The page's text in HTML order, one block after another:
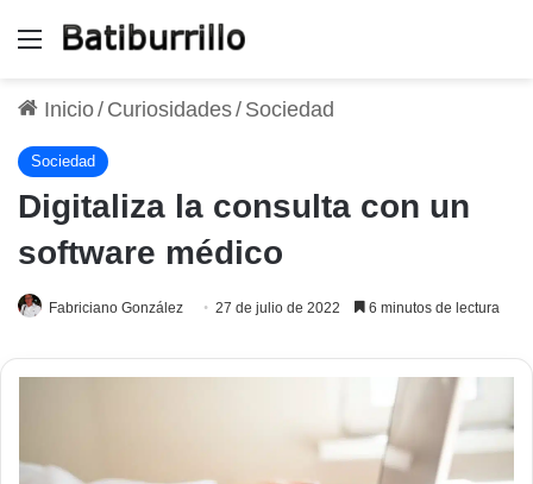
Menú
Inicio/ Curiosidades/ Sociedad
Sociedad
Digitaliza la consulta con un
software médico
Fabriciano González 27 de julio de 2022 6 minutos de lectura